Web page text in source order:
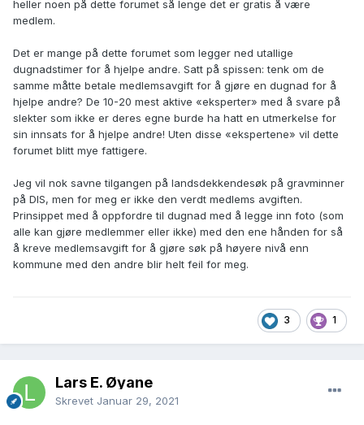
heller noen på dette forumet så lenge det er gratis å være
medlem.
Det er mange på dette forumet som legger ned utallige
dugnadstimer for å hjelpe andre. Satt på spissen: tenk om de
samme måtte betale medlemsavgift for å gjøre en dugnad for å
hjelpe andre? De 10-20 mest aktive «eksperter» med å svare på
slekter som ikke er deres egne burde ha hatt en utmerkelse for
sin innsats for å hjelpe andre! Uten disse «ekspertene» vil dette
forumet blitt mye fattigere.
Jeg vil nok savne tilgangen på landsdekkendesøk på gravminner
på DIS, men for meg er ikke den verdt medlems avgiften.
Prinsippet med å oppfordre til dugnad med å legge inn foto (som
alle kan gjøre medlemmer eller ikke) med den ene hånden for så
å kreve medlemsavgift for å gjøre søk på høyere nivå enn
kommune med den andre blir helt feil for meg.
3 1
Lars E. Øyane
Skrevet Januar 29, 2021